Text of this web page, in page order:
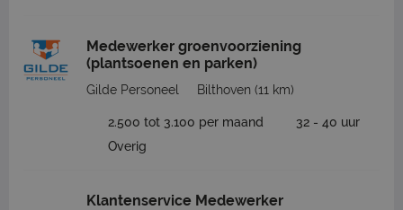
Medewerker groenvoorziening
(plantsoenen en parken)
Gilde Personeel Bilthoven (11 km)
2.500 tot 3.100 per maand
32 - 40 uur
Overig
Klantenservice Medewerker